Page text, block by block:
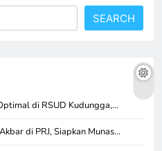
SEARCH
di RSUD Kudungga,…
di PRJ, Siapkan Munas…